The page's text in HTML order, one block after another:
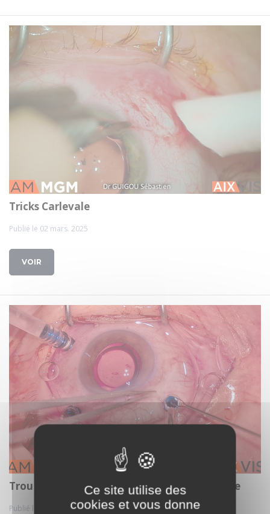
Tricks Carlevale
Publié le 02 mars. 2025
VOIR
Trou maculaire patch membrane amniotique
Publié le 02 mars. 2025
Ce site utilise des
cookies et vous donne